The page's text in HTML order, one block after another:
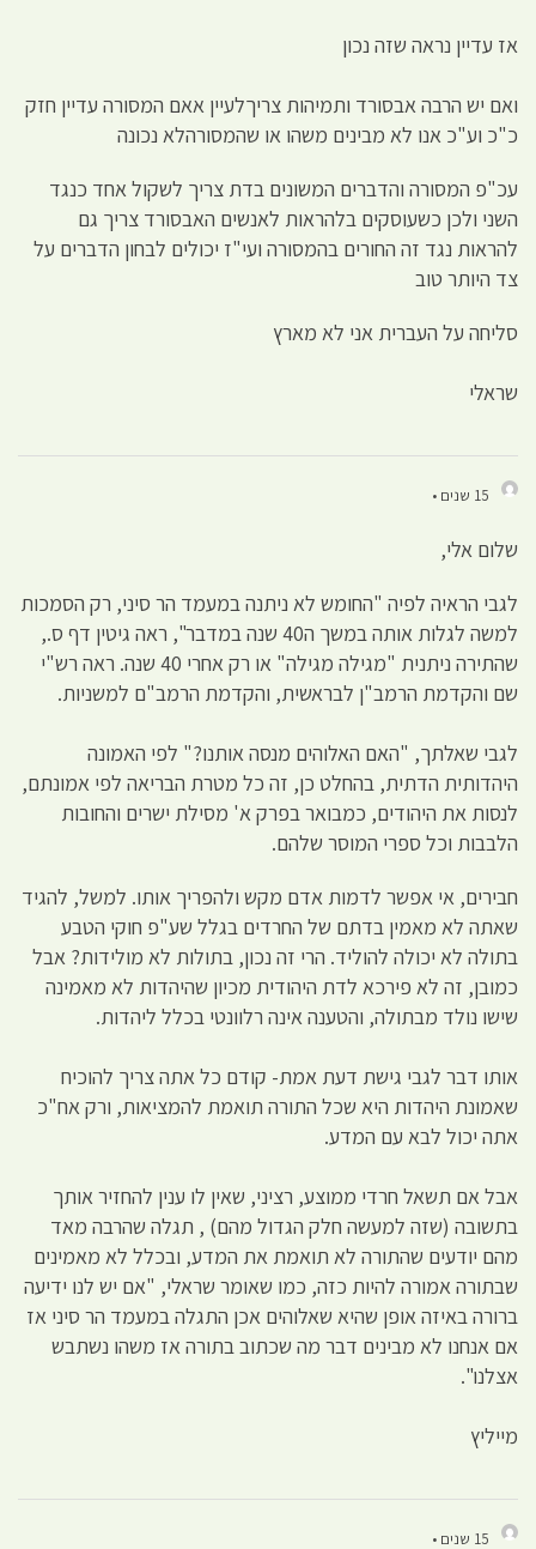
אז עדיין נראה שזה נכון
ואם יש הרבה אבסורד ותמיהות צריךלעיין אאם המסורה עדיין חזק
כ"כ וע"כ אנו לא מבינים משהו או שהמסורהלא נכונה
עכ"פ המסורה והדברים המשונים בדת צריך לשקול אחד כנגד
השני ולכן כשעוסקים בלהראות לאנשים האבסורד צריך גם
להראות נגד זה החורים בהמסורה ועי"ז יכולים לבחון הדברים על
צד היותר טוב
סליחה על העברית אני לא מארץ
שראלי
15 שנים •
שלום אלי,
לגבי הראיה לפיה "החומש לא ניתנה במעמד הר סיני, רק הסמכות
למשה לגלות אותה במשך ה40 שנה במדבר", ראה גיטין דף ס.,
שהתירה ניתנית "מגילה מגילה" או רק אחרי 40 שנה. ראה רש"י
שם והקדמת הרמב"ן לבראשית, והקדמת הרמב"ם למשניות.
לגבי שאלתך, "האם האלוהים מנסה אותנו?" לפי האמונה
היהדותית הדתית, בהחלט כן, זה כל מטרת הבריאה לפי אמונתם,
לנסות את היהודים, כמבואר בפרק א' מסילת ישרים והחובות
הלבבות וכל ספרי המוסר שלהם.
חבירים, אי אפשר לדמות אדם מקש ולהפריך אותו. למשל, להגיד
שאתה לא מאמין בדתם של החרדים בגלל שע"פ חוקי הטבע
בתולה לא יכולה להוליד. הרי זה נכון, בתולות לא מולידות? אבל
כמובן, זה לא פירכא לדת היהודית מכיון שהיהדות לא מאמינה
שישו נולד מבתולה, והטענה אינה רלוונטי בכלל ליהדות.
אותו דבר לגבי גישת דעת אמת- קודם כל אתה צריך להוכיח
שאמונת היהדות היא שכל התורה תואמת להמציאות, ורק אח"כ
אתה יכול לבא עם המדע.
אבל אם תשאל חרדי ממוצע, רציני, שאין לו ענין להחזיר אותך
בתשובה (שזה למעשה חלק הגדול מהם) , תגלה שהרבה מאד
מהם יודעים שהתורה לא תואמת את המדע, ובכלל לא מאמינים
שבתורה אמורה להיות כזה, כמו שאומר שראלי, "אם יש לנו ידיעה
ברורה באיזה אופן שהיא שאלוהים אכן התגלה במעמד הר סיני אז
אם אנחנו לא מבינים דבר מה שכתוב בתורה אז משהו נשתבש
אצלנו".
מייליץ
15 שנים •